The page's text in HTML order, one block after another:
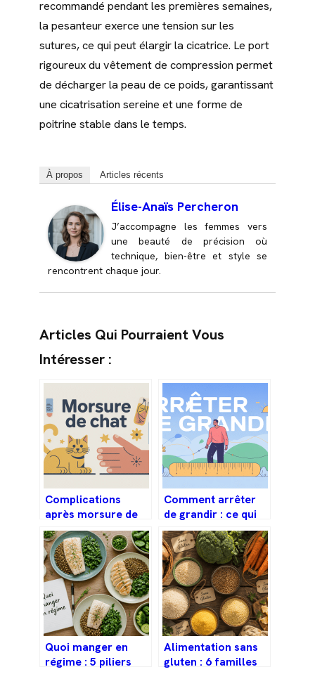
recommandé pendant les premières semaines,
la pesanteur exerce une tension sur les
sutures, ce qui peut élargir la cicatrice. Le port
rigoureux du vêtement de compression permet
de décharger la peau de ce poids, garantissant
une cicatrisation sereine et une forme de
poitrine stable dans le temps.
À propos Articles récents
Élise-Anaïs Percheron
J’accompagne les femmes vers
une beauté de précision où
technique, bien-être et style se
rencontrent chaque jour.
Articles Qui Pourraient Vous
Intéresser :
Complications
après morsure de
chat : risques,
signes d’alerte et
soins
Comment arrêter
de grandir : ce qui
est vraiment
possible ou non
Quoi manger en
régime : 5 piliers
Alimentation sans
gluten : 6 familles